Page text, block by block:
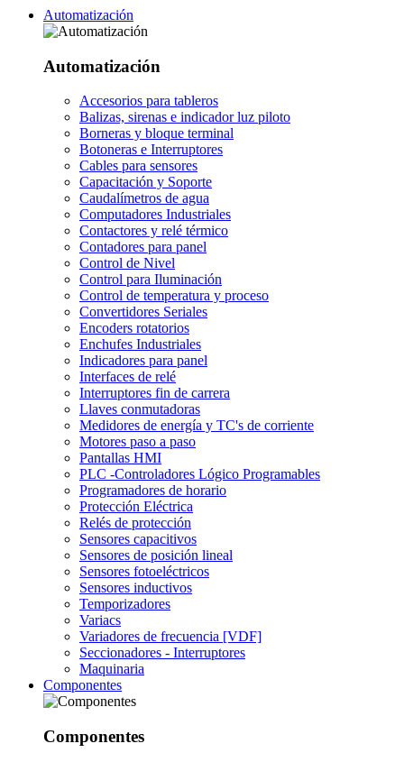
Automatización
Automatización
Accesorios para tableros
Balizas, sirenas e indicador luz piloto
Borneras y bloque terminal
Botoneras e Interruptores
Cables para sensores
Capacitación y Soporte
Caudalímetros de agua
Computadores Industriales
Contactores y relé térmico
Contadores para panel
Control de Nivel
Control para Iluminación
Control de temperatura y proceso
Convertidores Seriales
Encoders rotatorios
Enchufes Industriales
Indicadores para panel
Interfaces de relé
Interruptores fin de carrera
Llaves conmutadoras
Medidores de energía y TC's de corriente
Motores paso a paso
Pantallas HMI
PLC -Controladores Lógico Programables
Programadores de horario
Protección Eléctrica
Relés de protección
Sensores capacitivos
Sensores de posición lineal
Sensores fotoeléctricos
Sensores inductivos
Temporizadores
Variacs
Variadores de frecuencia [VDF]
Seccionadores - Interruptores
Maquinaria
Componentes
Componentes